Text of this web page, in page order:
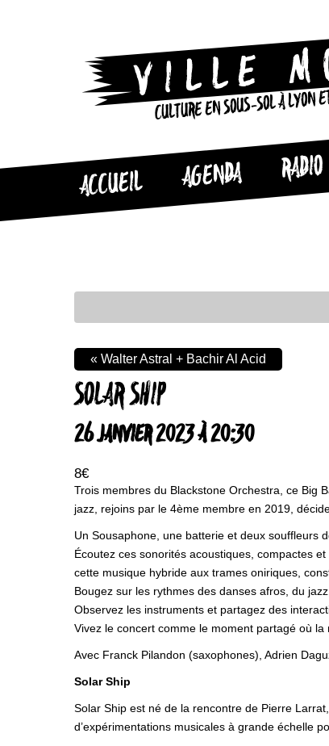
CULTURE EN SOUS-SOL À LYON
ACCUEIL AGENDA RADIO
SOLAR SHIP
26 JANVIER 2023 À 20:30
8€
« Walter Astral + Bachir Al Acid
Trois membres du Blackstone Orchestra, ce Big
jazz, rejoins par le 4ème membre en 2019,
Un Sousaphone, une batterie et deux souffleurs
Écoutez ces sonorités acoustiques, compactes et
cette musique hybride aux trames oniriques,
Bougez sur les rythmes des danses afros, du
Observez les instruments et partagez des
Vivez le concert comme le moment partagé où la
Avec Franck Pilandon (saxophones), Adrien
Solar Ship
Solar Ship est né de la rencontre de Pierre
d’expérimentations musicales à grande échelle